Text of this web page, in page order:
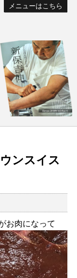
メニューはこちら
ンスイス
お肉になって